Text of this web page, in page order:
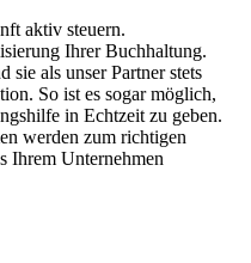
aktiv steuern.
Ihrer Buchhaltung.
sie als unser Partner stets
So ist es sogar möglich,
in Echtzeit zu geben.
werden zum richtigen
Ihrem Unternehmen